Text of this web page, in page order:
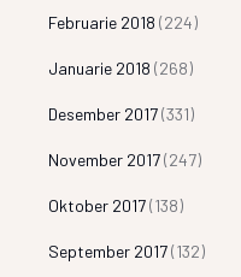
Februarie 2018 (224)
Januarie 2018 (268)
Desember 2017(331)
November 2017(247)
Oktober 2017(138)
September 2017(132)